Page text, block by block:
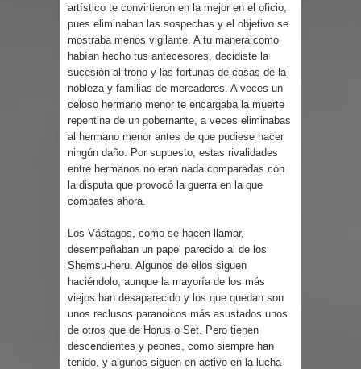
artístico te convirtieron en la mejor en el oficio,
pues eliminaban las sospechas y el objetivo se
mostraba menos vigilante. A tu manera como
habían hecho tus antecesores, decidiste la
sucesión al trono y las fortunas de casas de la
nobleza y familias de mercaderes. A veces un
celoso hermano menor te encargaba la muerte
repentina de un gobernante, a veces eliminabas
al hermano menor antes de que pudiese hacer
ningún daño. Por supuesto, estas rivalidades
entre hermanos no eran nada comparadas con
la disputa que provocó la guerra en la que
combates ahora.
Los Vástagos, como se hacen llamar,
desempeñaban un papel parecido al de los
Shemsu-heru. Algunos de ellos siguen
haciéndolo, aunque la mayoría de los más
viejos han desaparecido y los que quedan son
unos reclusos paranoicos más asustados unos
de otros que de Horus o Set. Pero tienen
descendientes y peones, como siempre han
tenido, y algunos siguen en activo en la lucha